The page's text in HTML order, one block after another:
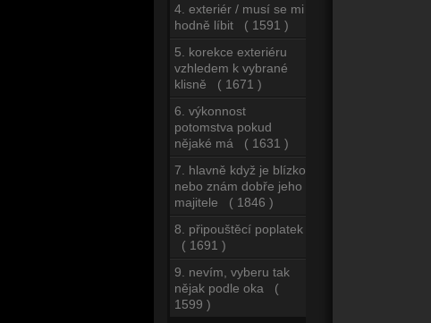
4. exteriér / musí se mi
hodně líbit ( 1591 )
5. korekce exteriéru
vzhledem k vybrané
klisně ( 1671 )
6. výkonnost
potomstva pokud
nějaké má ( 1631 )
7. hlavně když je blízko
nebo znám dobře jeho
majitele ( 1846 )
8. připouštěcí poplatek
( 1691 )
9. nevím, vyberu tak
nějak podle oka (
1599 )